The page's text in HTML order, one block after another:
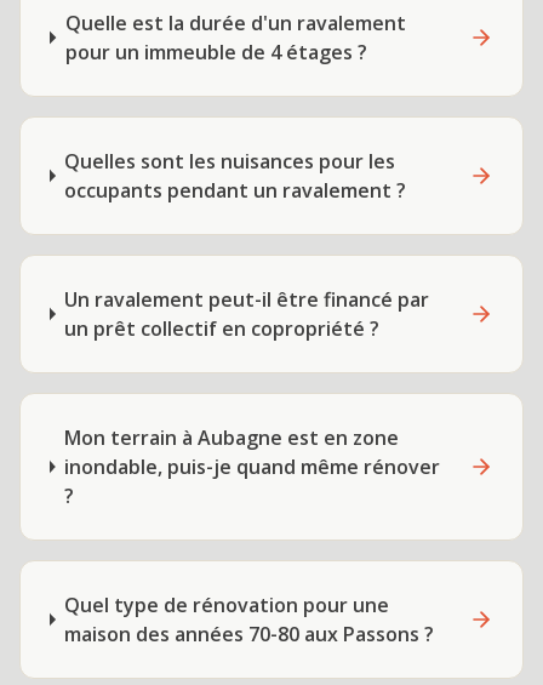
Quelle est la durée d'un ravalement
pour un immeuble de 4 étages ?
Quelles sont les nuisances pour les
occupants pendant un ravalement ?
Un ravalement peut-il être financé par
un prêt collectif en copropriété ?
Mon terrain à Aubagne est en zone
inondable, puis-je quand même rénover
?
Quel type de rénovation pour une
maison des années 70-80 aux Passons ?